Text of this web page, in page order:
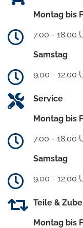
Montag bis
7.00 - 18.00
Samstag
9.00 - 12.00
Service
Montag bis
7.00 - 18.00
Samstag
9.00 - 12.00
Teile &
Montag bis